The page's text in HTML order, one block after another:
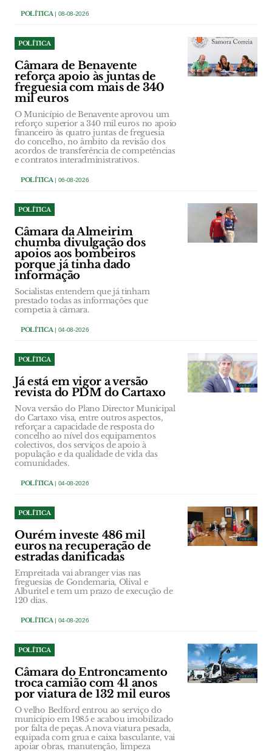
POLÍTICA| 08-08-2026
POLÍTICA
Câmara de Benavente
reforça apoio às juntas de
freguesia com mais de 340
mil euros
O Município de Benavente aprovou um
reforço superior a 340 mil euros no apoio
financeiro às quatro juntas de freguesia
do concelho, no âmbito da revisão dos
acordos de transferência de competências
e contratos interadministrativos.
POLÍTICA| 06-08-2026
POLÍTICA
Câmara da Almeirim
chumba divulgação dos
apoios aos bombeiros
porque já tinha dado
informação
Socialistas entendem que já tinham
prestado todas as informações que
competia à câmara.
POLÍTICA| 04-08-2026
POLÍTICA
Já está em vigor a versão
revista do PDM do Cartaxo
Nova versão do Plano Director Municipal
do Cartaxo visa, entre outros aspectos,
reforçar a capacidade de resposta do
concelho ao nível dos equipamentos
colectivos, dos serviços de apoio à
população e da qualidade de vida das
comunidades.
POLÍTICA| 04-08-2026
POLÍTICA
Ourém investe 486 mil
euros na recuperação de
estradas danificadas
Empreitada vai abranger vias nas
freguesias de Gondemaria, Olival e
Alburitel e tem um prazo de execução de
120 dias.
POLÍTICA| 04-08-2026
POLÍTICA
Câmara do Entroncamento
troca camião com 41 anos
por viatura de 132 mil euros
O velho Bedford entrou ao serviço do
município em 1985 e acabou imobilizado
por falta de peças. A nova viatura pesada,
equipada com grua e caixa basculante, vai
apoiar obras, manutenção, limpeza